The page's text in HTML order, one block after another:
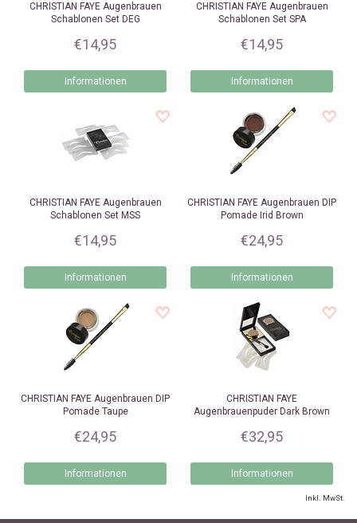
CHRISTIAN FAYEAugenbrauen
Schablonen Set DEG
€14,95
Informationen
CHRISTIAN FAYEAugenbrauen
Schablonen Set SPA
€14,95
Informationen
CHRISTIAN FAYEAugenbrauen
Schablonen Set MSS
€14,95
Informationen
CHRISTIAN FAYE Augenbrauen DIP
Pomade Irid Brown
€24,95
Informationen
CHRISTIAN FAYE Augenbrauen DIP
Pomade Taupe
€24,95
Informationen
CHRISTIAN FAYE
Augenbrauenpuder Dark Brown
€32,95
Informationen
Inkl. MwSt.